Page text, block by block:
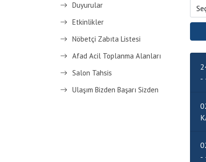
Duyurular
Etkinlikler
Nöbetçi Zabıta Listesi
Afad Acil Toplanma Alanları
Salon Tahsis
Ulaşım Bizden Başarı Sizden